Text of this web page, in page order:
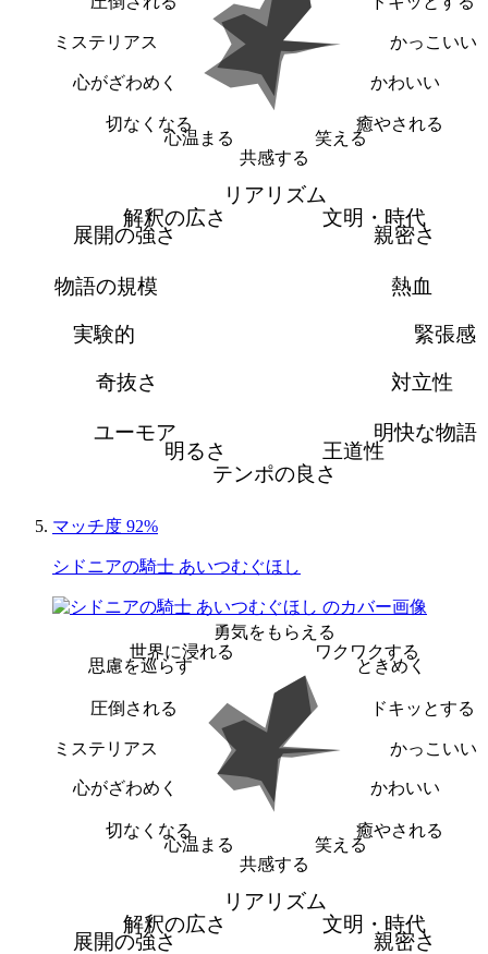
かっこいい
かわいい
癒やされる
笑える
共感する
心温まる
切なくなる
心がざわめく
ミステリアス
リアリズム
文明・時代
親密さ
熱血
緊張感
対立性
明快な物語
王道性
テンポの良さ
明るさ
ユーモア
奇抜さ
実験的
物語の規模
展開の強さ
解釈の広さ
マッチ度 92%
シドニアの騎士 あいつむぐほし
勇気をもらえる
ワクワクする
ときめく
ドキッとする
かっこいい
かわいい
癒やされる
笑える
共感する
心温まる
切なくなる
心がざわめく
ミステリアス
圧倒される
思慮を巡らす
世界に浸れる
リアリズム
文明・時代
親密さ
展開の強さ
解釈の広さ